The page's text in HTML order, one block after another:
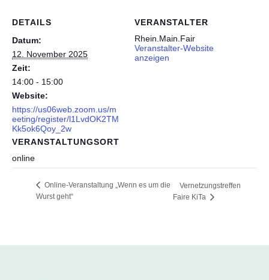
DETAILS
Datum:
12. November 2025
Zeit:
14:00 - 15:00
Website:
https://us06web.zoom.us/m
eeting/register/l1LvdOK2TM
Kk5ok6Qoy_2w
VERANSTALTUNGSORT
online
VERANSTALTER
Rhein.Main.Fair
Veranstalter-Website
anzeigen
Online-Veranstaltung „Wenn es um die
Wurst geht“
Vernetzungstreffen
Faire KiTa